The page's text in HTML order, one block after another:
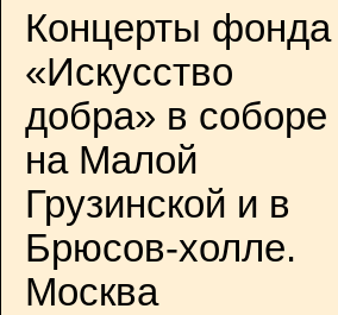
Концерты фонда
«Искусство
добра» в соборе
на Малой
Грузинской и в
Брюсов-холле.
Москва